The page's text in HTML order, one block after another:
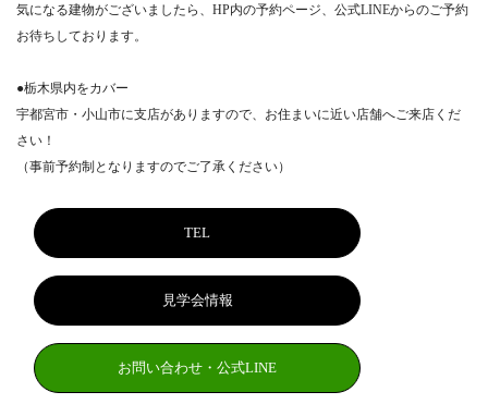
気になる建物がございましたら、HP内の予約ページ、公式LINEからのご予約
お待ちしております。
●栃木県内をカバー
宇都宮市・小山市に支店がありますので、お住まいに近い店舗へご来店くだ
さい！
（事前予約制となりますのでご了承ください）
TEL
見学会情報
お問い合わせ・公式LINE